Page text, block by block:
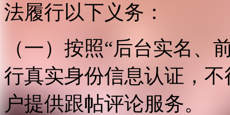
法履行以下义务：
（一）按照“后台实名、
行真实身份信息认证，
户提供跟帖评论服务。